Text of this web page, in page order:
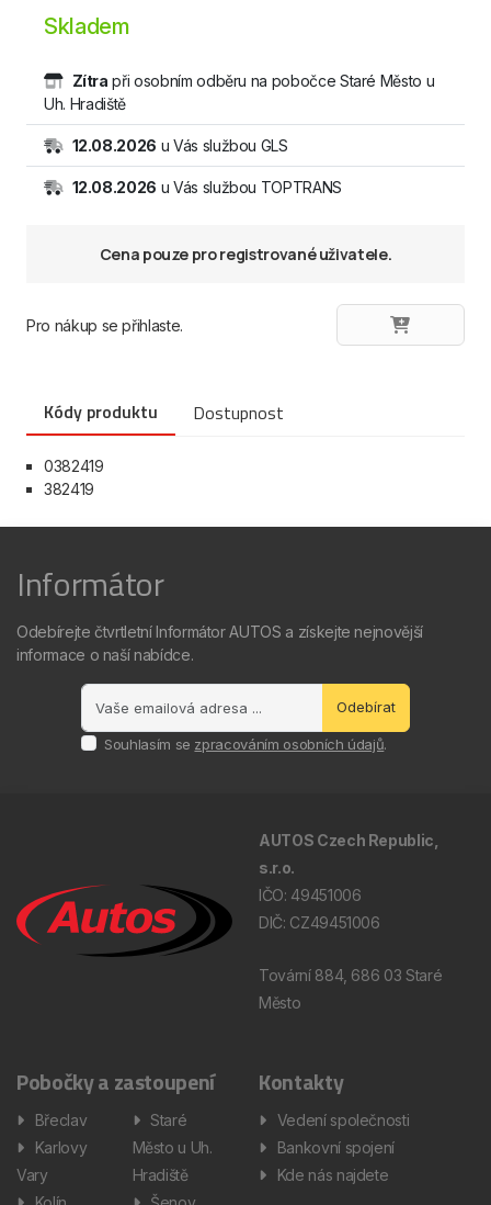
Skladem
Zítra při osobním odběru na pobočce Staré Město u
Uh. Hradiště
12.08.2026 u Vás službou GLS
12.08.2026 u Vás službou TOPTRANS
Cena pouze pro registrované uživatele.
Pro nákup se přihlaste.
Kódy produktu Dostupnost
0382419
382419
Informátor
Odebírejte čtvrtletní Informátor AUTOS a získejte nejnovější
informace o naší nabídce.
Odebírat
Souhlasím se zpracováním osobních údajů.
AUTOS Czech Republic,
s.r.o.
IČO: 49451006
DIČ: CZ49451006
Tovární 884, 686 03 Staré
Město
Pobočky a zastoupení
Břeclav
Karlovy
Vary
Staré
Město u Uh.
Hradiště
Kontakty
Vedení společnosti
Bankovní spojení
Kde nás najdete